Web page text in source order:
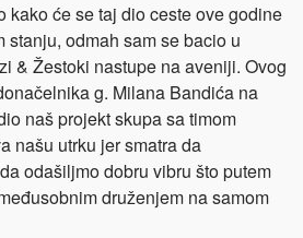
kako će se taj dio ceste ove godine
stanju, odmah sam se bacio u
& Žestoki nastupe na aveniji. Ovog
g. Milana Bandića na
naš projekt skupa sa timom
našu utrku jer smatra da
odašiljmo dobru vibru što putem
druženjem na samom